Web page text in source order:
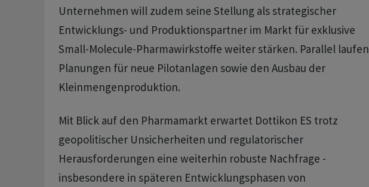
Unternehmen will zudem seine Stellung als strategischer
Entwicklungs- und Produktionspartner im Markt für exklusive
Small-Molecule-Pharmawirkstoffe weiter stärken. Parallel laufen
Planungen für neue Pilotanlagen sowie den Ausbau der
Kleinmengenproduktion.
Mit Blick auf den Pharmamarkt erwartet Dottikon ES trotz
geopolitischer Unsicherheiten und regulatorischer
Herausforderungen eine weiterhin robuste Nachfrage -
insbesondere in späteren Entwicklungsphasen von